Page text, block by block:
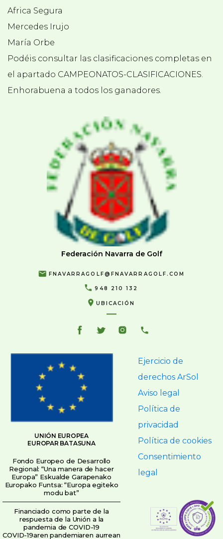
Africa Segura
Mercedes Irujo
María Orbe
Podéis consultar las clasificaciones completas en
el apartado CAMPEONATOS-CLASIFICACIONES.
Enhorabuena a todos los ganadores.
Federación Navarra de Golf
FNAVARRAGOLF@FNAVARRAGOLF.COM
948 210 132
UBICACIÓN
UNIÓN EUROPEA
EUROPAR BATASUNA
Fondo Europeo de Desarrollo
Regional: “Una manera de hacer
Europa” Eskualde Garapenako
Europako Funtsa: “Europa egiteko
modu bat”
Financiado como parte de la
respuesta de la Unión a la
pandemia de COVID-19
COVID-19aren pandemiaren aurrean
Ejercicio de
derechos ArSol
Aviso legal
Política de
privacidad
Política de cookies
Consentimiento
legal